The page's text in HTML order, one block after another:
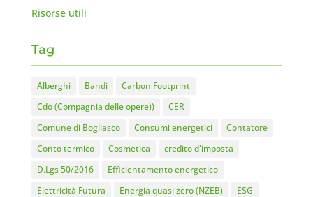
Risorse utili
Tag
Alberghi Bandi
Carbon Footprint
Cdo (Compagnia delle opere))
CER
Comune di Bogliasco
Consumi energetici
Contatore
Conto termico
Cosmetica
credito d'imposta
D.Lgs 50/2016
Efficientamento energetico
Elettricità Futura
Energia quasi zero (NZEB)
ESG